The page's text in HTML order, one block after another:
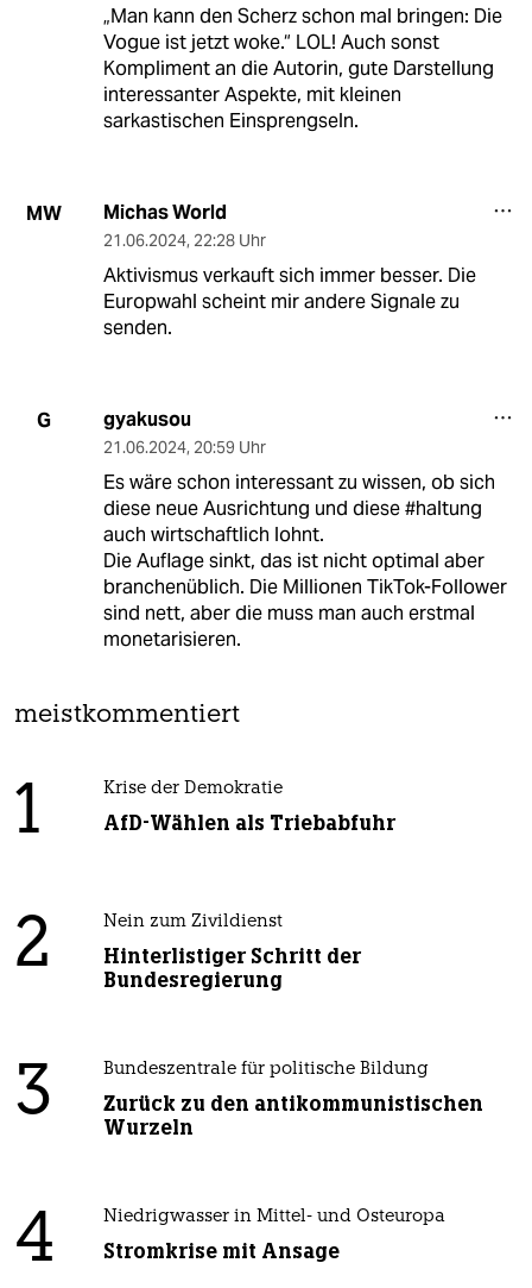
„Man kann den Scherz schon mal bringen: Die
Vogue ist jetzt woke.“ LOL! Auch sonst
Kompliment an die Autorin, gute Darstellung
interessanter Aspekte, mit kleinen
sarkastischen Einsprengseln.
MW Michas World
21.06.2024, 22:28 Uhr
Aktivismus verkauft sich immer besser. Die
Europwahl scheint mir andere Signale zu
senden.
G gyakusou
21.06.2024, 20:59 Uhr
Es wäre schon interessant zu wissen, ob sich
diese neue Ausrichtung und diese #haltung
auch wirtschaftlich lohnt.
Die Auflage sinkt, das ist nicht optimal aber
branchenüblich. Die Millionen TikTok-Follower
sind nett, aber die muss man auch erstmal
monetarisieren.
meistkommentiert
1 Krise der Demokratie
AfD-Wählen als Triebabfuhr
2 Nein zum Zivildienst
Hinterlistiger Schritt der
Bundesregierung
3 Bundeszentrale für politische Bildung
Zurück zu den antikommunistischen
Wurzeln
4 Niedrigwasser in Mittel- und Osteuropa
Stromkrise mit Ansage